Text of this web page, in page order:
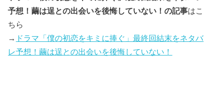
予想！繭は逞との出会いを後悔していない！の記事はこ
ちら
→ ドラマ「僕の初恋をキミに捧ぐ」最終回結末をネタバ
レ予想！繭は逞との出会いを後悔していない！